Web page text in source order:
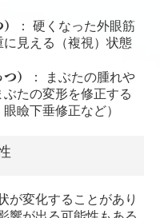
： 硬くなった外眼筋
見える（複視）状態
）
： まぶたの腫れや
ぶたの変形を修正する
瞼下垂修正など）
が変化することがあり